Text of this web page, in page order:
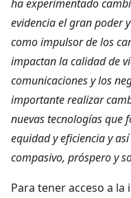
ha experimentado
evidencia el gran poder
como impulsor de los
impactan la calidad de
comunicaciones y los
importante realizar
nuevas tecnologías que
equidad y eficiencia y
compasivo, próspero y
Para tener acceso a